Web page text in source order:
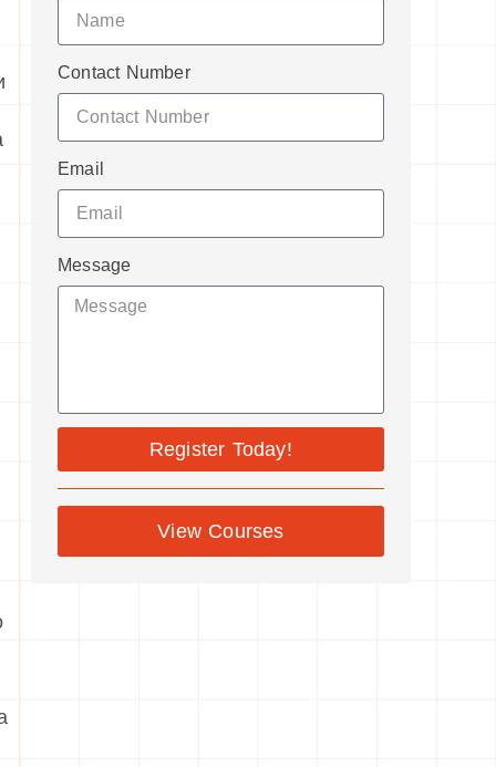
Contact Number
Email
Message
Register Today!
View Courses